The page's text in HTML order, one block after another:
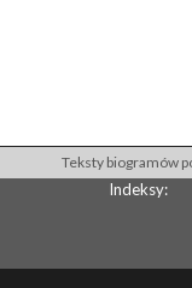
Teksty biogramów
Indeksy: